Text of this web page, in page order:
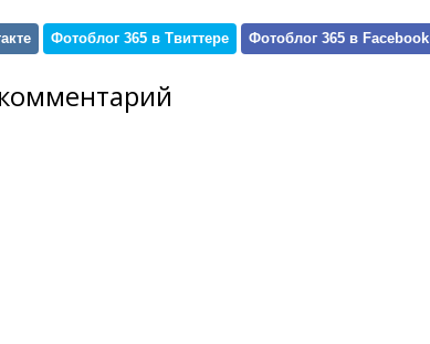
Фотоблог 365 в Твиттере Фотоблог 365 в Facebook